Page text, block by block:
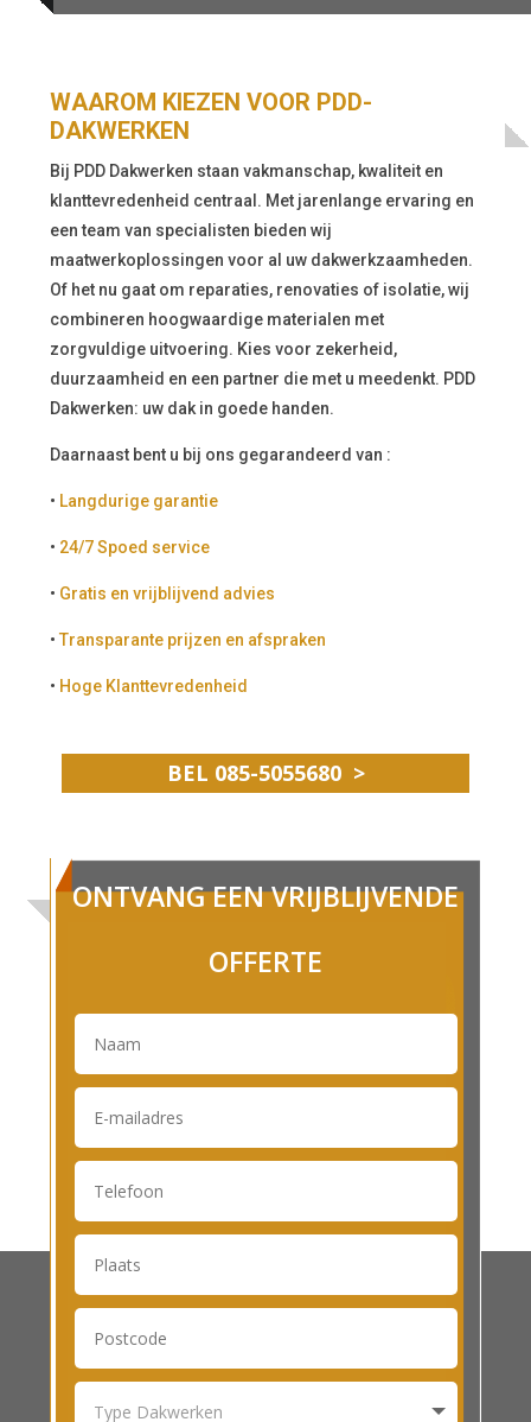
ONTVANG EEN VRIJBLIJVENDE
OFFERTE
WAAROM KIEZEN VOOR PDD-
DAKWERKEN
Bij PDD Dakwerken staan vakmanschap, kwaliteit en
klanttevredenheid centraal. Met jarenlange ervaring en
een team van specialisten bieden wij
maatwerkoplossingen voor al uw dakwerkzaamheden.
Of het nu gaat om reparaties, renovaties of isolatie, wij
combineren hoogwaardige materialen met
zorgvuldige uitvoering. Kies voor zekerheid,
duurzaamheid en een partner die met u meedenkt. PDD
Dakwerken: uw dak in goede handen.
Daarnaast bent u bij ons gegarandeerd van :
• Langdurige garantie
• 24/7 Spoed service
• Gratis en vrijblijvend advies
•Transparante prijzen en afspraken
• Hoge Klanttevredenheid
BEL 085-5055680 >